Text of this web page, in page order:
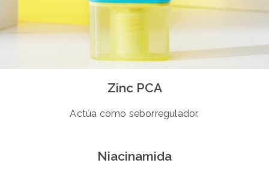
Zinc PCA
Actúa como seborregulador.
Niacinamida